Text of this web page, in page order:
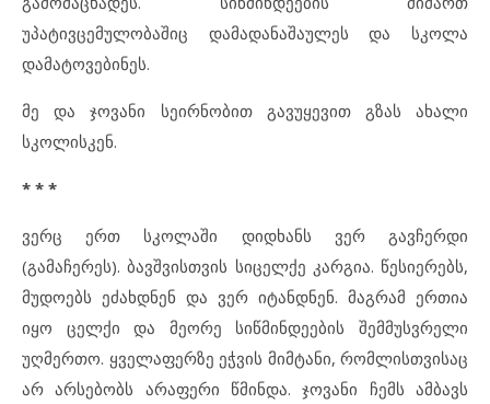
უპატივცემულობაშიც დამადანაშაულეს და სკოლა
დამატოვებინეს.
მე და ჯოვანი სეირნობით გავუყევით გზას ახალი
სკოლისკენ.
* * *
ვერც ერთ სკოლაში დიდხანს ვერ გავჩერდი
(გამაჩერეს). ბავშვისთვის სიცელქე კარგია. წესიერებს,
მუდოებს ეძახდნენ და ვერ იტანდნენ. მაგრამ ერთია
იყო ცელქი და მეორე სიწმინდეების შემმუსვრელი
უღმერთო. ყველაფერზე ეჭვის მიმტანი, რომლისთვისაც
არ არსებობს არაფერი წმინდა. ჯოვანი ჩემს ამბავს